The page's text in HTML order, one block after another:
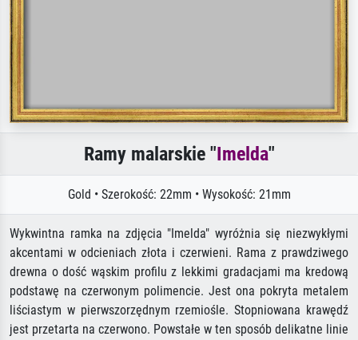
Ramy malarskie "Imelda"
Gold • Szerokość: 22mm • Wysokość: 21mm
Wykwintna ramka na zdjęcia "Imelda" wyróżnia się niezwykłymi
akcentami w odcieniach złota i czerwieni. Rama z prawdziwego
drewna o dość wąskim profilu z lekkimi gradacjami ma kredową
podstawę na czerwonym polimencie. Jest ona pokryta metalem
liściastym w pierwszorzędnym rzemiośle. Stopniowana krawędź
jest przetarta na czerwono. Powstałe w ten sposób delikatne linie